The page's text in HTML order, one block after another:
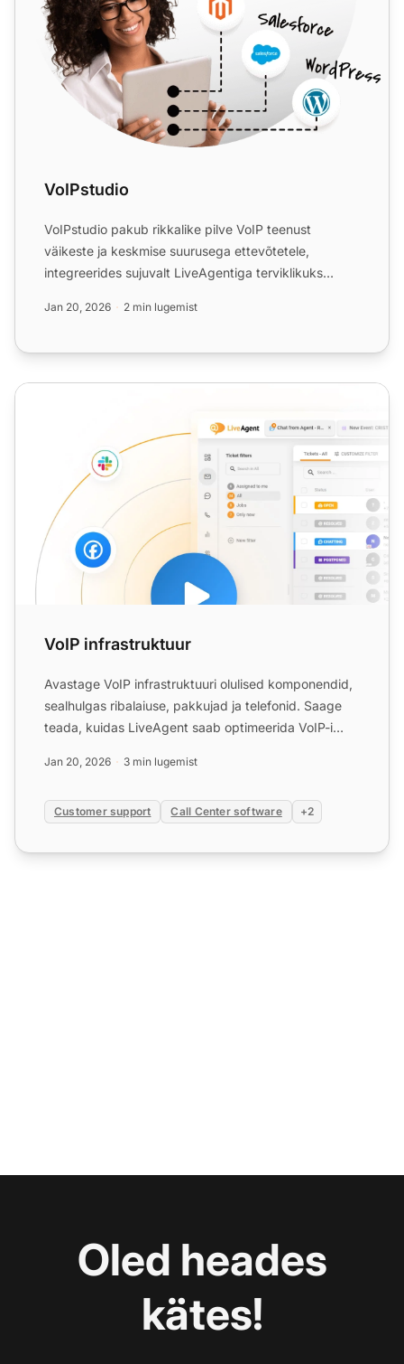
VoIPstudio
VoIPstudio pakub rikkalike pilve VoIP teenust
väikeste ja keskmise suurusega ettevõtetele,
integreerides sujuvalt LiveAgentiga terviklikuks
Jan 20, 2026 2 min lugemist
VoIP infrastruktuur
VoIP infrastruktuur
Avastage VoIP infrastruktuuri olulised komponendid,
sealhulgas ribalaiuse, pakkujad ja telefonid. Saage
teada, kuidas LiveAgent saab optimeerida VoIP-i
Jan 20, 2026 3 min lugemist
Customer support Call Center software +2
Oled heades
kätes!